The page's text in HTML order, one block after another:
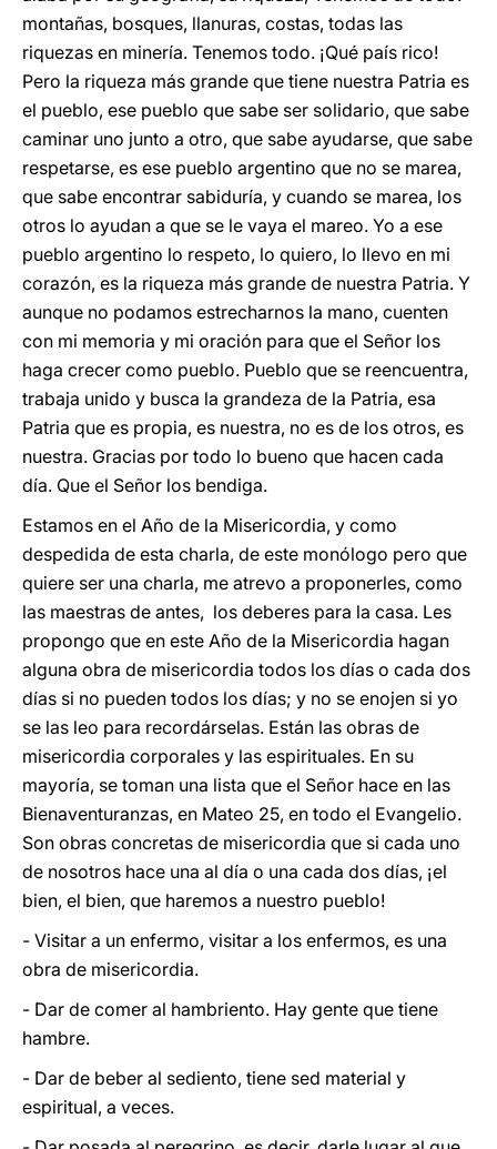
montañas, bosques, llanuras, costas, todas las
riquezas en minería. Tenemos todo. ¡Qué país rico!
Pero la riqueza más grande que tiene nuestra Patria es
el pueblo, ese pueblo que sabe ser solidario, que sabe
caminar uno junto a otro, que sabe ayudarse, que sabe
respetarse, es ese pueblo argentino que no se marea,
que sabe encontrar sabiduría, y cuando se marea, los
otros lo ayudan a que se le vaya el mareo. Yo a ese
pueblo argentino lo respeto, lo quiero, lo llevo en mi
corazón, es la riqueza más grande de nuestra Patria. Y
aunque no podamos estrecharnos la mano, cuenten
con mi memoria y mi oración para que el Señor los
haga crecer como pueblo. Pueblo que se reencuentra,
trabaja unido y busca la grandeza de la Patria, esa
Patria que es propia, es nuestra, no es de los otros, es
nuestra. Gracias por todo lo bueno que hacen cada
día. Que el Señor los bendiga.
Estamos en el Año de la Misericordia, y como
despedida de esta charla, de este monólogo pero que
quiere ser una charla, me atrevo a proponerles, como
las maestras de antes, los deberes para la casa. Les
propongo que en este Año de la Misericordia hagan
alguna obra de misericordia todos los días o cada dos
días si no pueden todos los días; y no se enojen si yo
se las leo para recordárselas. Están las obras de
misericordia corporales y las espirituales. En su
mayoría, se toman una lista que el Señor hace en las
Bienaventuranzas, en Mateo 25, en todo el Evangelio.
Son obras concretas de misericordia que si cada uno
de nosotros hace una al día o una cada dos días, ¡el
bien, el bien, que haremos a nuestro pueblo!
- Visitar a un enfermo, visitar a los enfermos, es una
obra de misericordia.
- Dar de comer al hambriento. Hay gente que tiene
hambre.
- Dar de beber al sediento, tiene sed material y
espiritual, a veces.